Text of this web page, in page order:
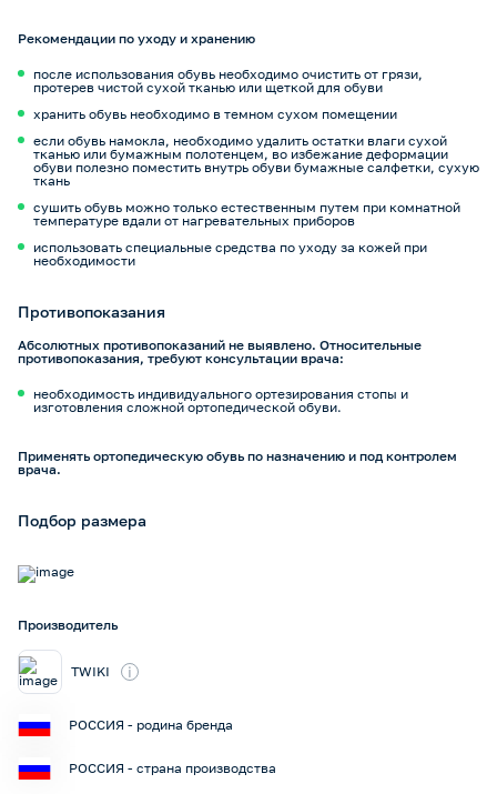
Рекомендации по уходу и хранению
после использования обувь необходимо очистить от грязи,
протерев чистой сухой тканью или щеткой для обуви
хранить обувь необходимо в темном сухом помещении
если обувь намокла, необходимо удалить остатки влаги сухой
тканью или бумажным полотенцем, во избежание деформации
обуви полезно поместить внутрь обуви бумажные салфетки, сухую
ткань
сушить обувь можно только естественным путем при комнатной
температуре вдали от нагревательных приборов
использовать специальные средства по уходу за кожей при
необходимости
Противопоказания
Абсолютных противопоказаний не выявлено. Относительные
противопоказания, требуют консультации врача:
необходимость индивидуального ортезирования стопы и
изготовления сложной ортопедической обуви.
Применять ортопедическую обувь по назначению и под контролем
врача.
Подбор размера
Производитель
TWIKI i
РОССИЯ - родина бренда
РОССИЯ - страна производства